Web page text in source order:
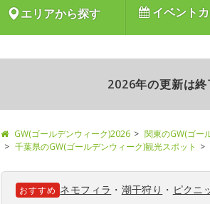
エリアから探す イベント
2026年の更新は
GW(ゴールデンウィーク)2026 関東のGW(ゴー
千葉県のGW(ゴールデンウィーク)観光スポット
おすすめ ネモフィラ ・ 潮干狩り ・ ピクニ